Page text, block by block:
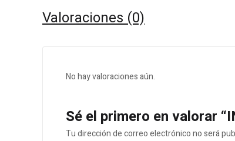
Valoraciones (0)
No hay valoraciones aún.
Sé el primero en valorar
Tu dirección de correo electrónico no será